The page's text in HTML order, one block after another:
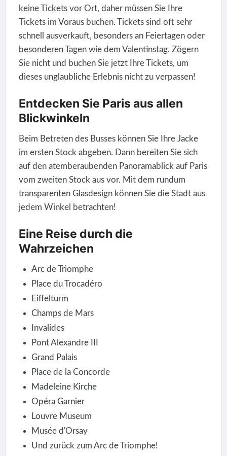
keine Tickets vor Ort, daher müssen Sie Ihre
Tickets im Voraus buchen. Tickets sind oft sehr
schnell ausverkauft, besonders an Feiertagen oder
besonderen Tagen wie dem Valentinstag. Zögern
Sie nicht und buchen Sie jetzt Ihre Tickets, um
dieses unglaubliche Erlebnis nicht zu verpassen!
Entdecken Sie Paris aus allen
Blickwinkeln
Beim Betreten des Busses können Sie Ihre Jacke
im ersten Stock abgeben. Dann bereiten Sie sich
auf den atemberaubenden Panoramablick auf Paris
vom zweiten Stock aus vor. Mit dem rundum
transparenten Glasdesign können Sie die Stadt aus
jedem Winkel betrachten!
Eine Reise durch die
Wahrzeichen
Arc de Triomphe
Place du Trocadéro
Eiffelturm
Champs de Mars
Invalides
Pont Alexandre III
Grand Palais
Place de la Concorde
Madeleine Kirche
Opéra Garnier
Louvre Museum
Musée d'Orsay
Und zurück zum Arc de Triomphe!